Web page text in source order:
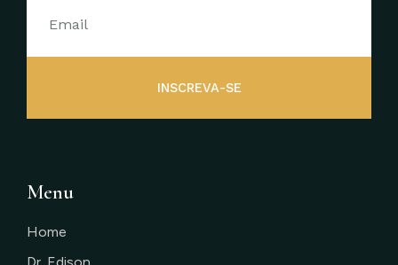
INSCREVA-SE
Menu
Home
Dr. Edison